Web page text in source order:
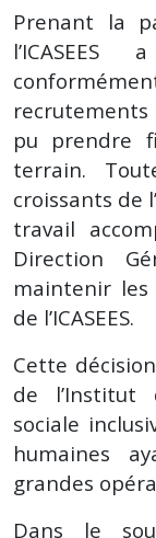
Prenant la
pu prendre
terrain.
croissants de
travail
Direction
maintenir les
de l’ICASEES.
Cette
de l’Institut
sociale
humaines
grandes
Dans le